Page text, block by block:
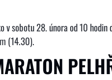
v sobotu 28. února od 10
(14.30).